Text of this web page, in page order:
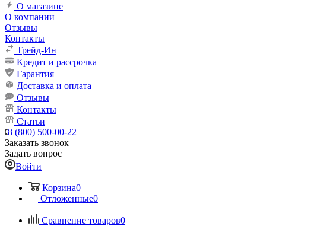
О магазине
О компании
Отзывы
Контакты
Трейд-Ин
Кредит и рассрочка
Гарантия
Доставка и оплата
Отзывы
Контакты
Статьи
8 (800) 500-00-22
Заказать звонок
Задать вопрос
Войти
Корзина0
Отложенные0
Сравнение товаров0